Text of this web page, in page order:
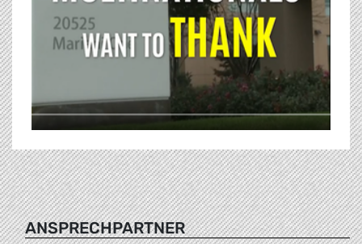
ANSPRECHPARTNER